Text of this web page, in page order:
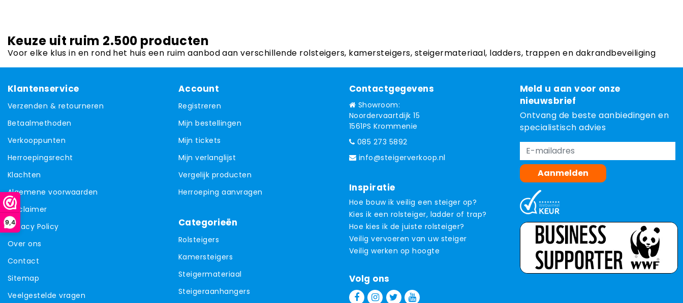
9,4
Keuze uit ruim 2.500 producten
Voor elke klus in en rond het huis een ruim aanbod aan verschillende rolsteigers, kamersteigers, steigermateriaal, ladders, trappen en dakrandbeveiliging
Klantenservice
Verzenden & retourneren
Betaalmethoden
Verkooppunten
Herroepingsrecht
Klachten
Algemene voorwaarden
Disclaimer
Privacy Policy
Over ons
Contact
Sitemap
Veelgestelde vragen
Account
Registreren
Mijn bestellingen
Mijn tickets
Mijn verlanglijst
Vergelijk producten
Herroeping aanvragen
Categorieën
Rolsteigers
Kamersteigers
Steigermateriaal
Steigeraanhangers
Contactgegevens
Showroom:
Noordervaartdijk 15
1561PS Krommenie
085 273 5892
info@steigerverkoop.nl
Inspiratie
Hoe bouw ik veilig een steiger op?
Kies ik een rolsteiger, ladder of trap?
Hoe kies ik de juiste rolsteiger?
Veilig vervoeren van uw steiger
Veilig werken op hoogte
Volg ons
Meld u aan voor onze
nieuwsbrief
Ontvang de beste aanbiedingen en
specialistisch advies
Aanmelden